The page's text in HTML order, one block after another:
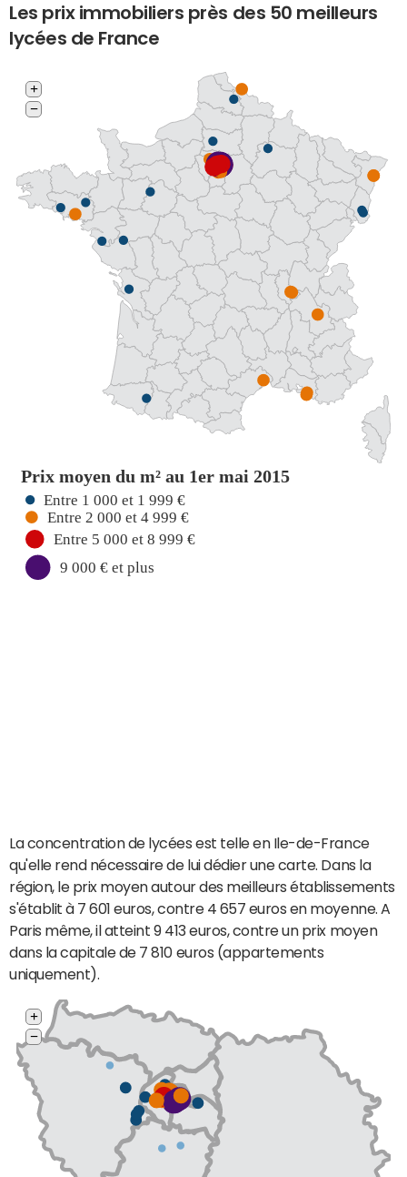
Les prix immobiliers près des 50 meilleurs
lycées de France
La concentration de lycées est telle en Ile-de-France
qu'elle rend nécessaire de lui dédier une carte. Dans la
région, le prix moyen autour des meilleurs établissements
s'établit à 7 601 euros, contre 4 657 euros en moyenne. A
Paris même, il atteint 9 413 euros, contre un prix moyen
dans la capitale de 7 810 euros (appartements
uniquement).